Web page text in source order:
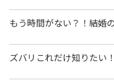
もう時間がない？！結婚
ズバリこれだけ知りたい